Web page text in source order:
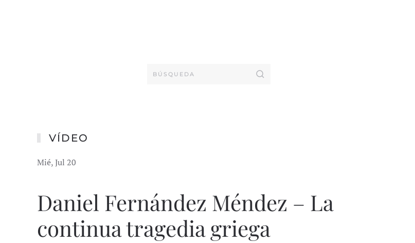
VÍDEO
Mié, Jul 20
Daniel Fernández Méndez – La
continua tragedia griega